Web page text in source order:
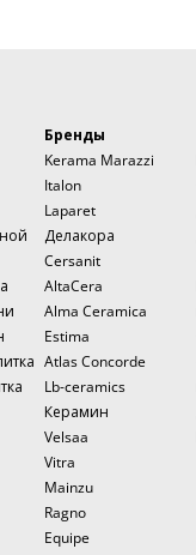
Бренды
Kerama Marazzi
Italon
Laparet
Делакора
Cersanit
AltaCera
Alma Ceramica
Estima
Atlas Concorde
Lb-ceramics
Керамин
Velsaa
Vitra
Mainzu
Ragno
Equipe